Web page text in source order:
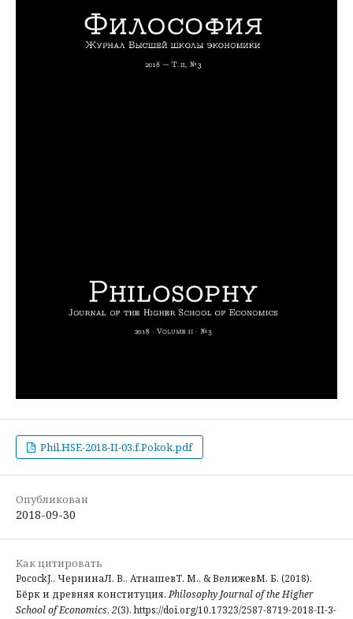
Phil.HSE-2018-II-03.f.Pokok.pdf
Опубликован
2018-09-30
Как цитировать
PocockJ., ЧернинаЛ. В., АтнашевТ. М., & ВелижевМ. Б. (2018).
Бёрк и древняя конституция.Philosophy Journal of the Higher
School of Economics, 2(3). https://doi.org/10.17323/2587-8719-2018-II-3-